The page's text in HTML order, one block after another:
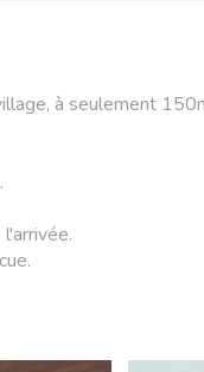
à seulement